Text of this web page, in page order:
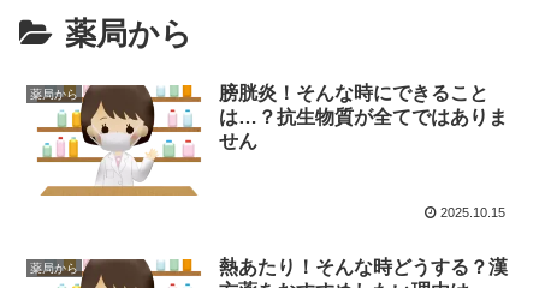
薬局から
薬局から
膀胱炎！そんな時にできること
は…？抗生物質が全てではありま
せん
2025.10.15
薬局から
熱あたり！そんな時どうする？漢